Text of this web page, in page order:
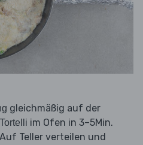
gleichmäßig auf der
Tortelli im Ofen in 3–5Min.
Teller verteilen und